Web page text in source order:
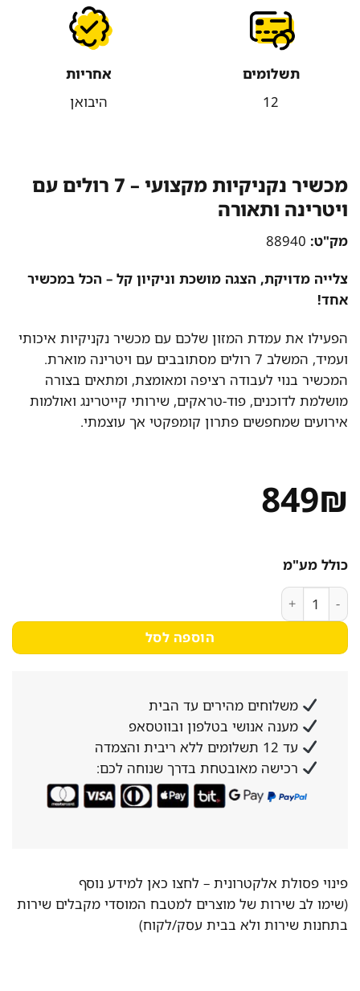
תשלומים
12
אחריות
היבואן
מכשיר נקניקיות מקצועי – 7 רולים עם
ויטרינה ותאורה
מק"ט:88940
צלייה מדויקת, הצגה מושכת וניקיון קל – הכל במכשיר
אחד!
הפעילו את עמדת המזון שלכם עם מכשיר נקניקיות איכותי
ועמיד, המשלב 7 רולים מסתובבים עם ויטרינה מוארת.
המכשיר בנוי לעבודה רציפה ומאומצת, ומתאים בצורה
מושלמת לדוכנים, פוד-טראקים, שירותי קייטרינג ואולמות
אירועים שמחפשים פתרון קומפקטי אך עוצמתי.
849₪
כולל מע"מ
כמות של מכשיר נקניקיות מקצועי – 7 רולים עם ויטרינה ותאורה
הוספה לסל
משלוחים מהירים עד הבית
מענה אנושי בטלפון ובווטסאפ
עד 12 תשלומים ללא ריבית והצמדה
רכישה מאובטחת בדרך שנוחה לכם:
פינוי פסולת אלקטרונית – לחצו כאן למידע נוסף
(שימו לב שירות של מוצרים למטבח המוסדי מקבלים שירות
בתחנות שירות ולא בבית עסק/לקוח)